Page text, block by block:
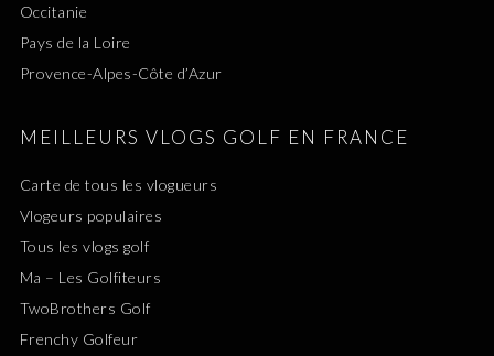
Occitanie
Pays de la Loire
Provence-Alpes-Côte d’Azur
MEILLEURS VLOGS GOLF EN FRANCE
Carte de tous les vlogueurs
Vlogeurs populaires
Tous les vlogs golf
Ma – Les Golfiteurs
TwoBrothers Golf
Frenchy Golfeur